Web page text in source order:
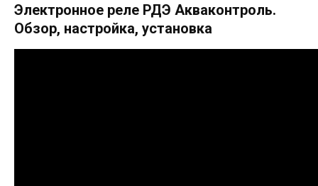
Электронное реле РДЭ Акваконтроль.
Обзор, настройка, установка